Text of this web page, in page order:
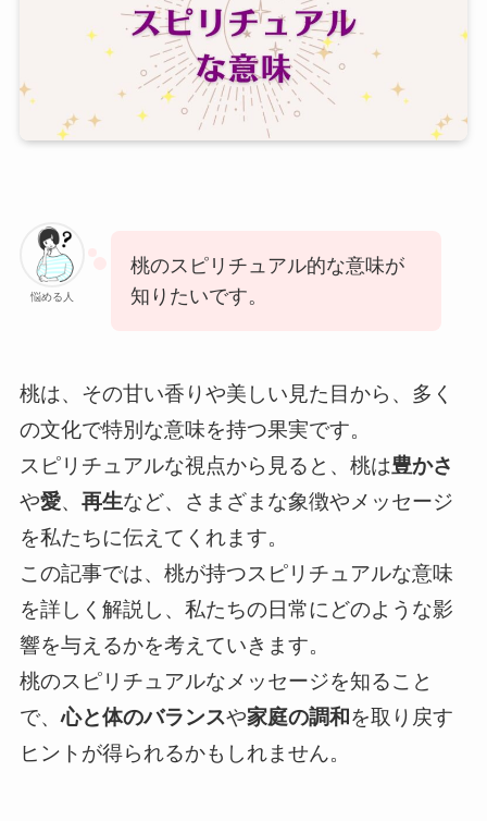
悩める人
桃のスピリチュアル的な意味が
知りたいです。
桃は、その甘い香りや美しい見た目から、多く
の文化で特別な意味を持つ果実です。
スピリチュアルな視点から見ると、桃は豊かさ
や愛、 再生など、さまざまな象徴やメッセージ
を私たちに伝えてくれます。
この記事では、桃が持つスピリチュアルな意味
を詳しく解説し、私たちの日常にどのような影
響を与えるかを考えていきます。
桃のスピリチュアルなメッセージを知ること
で、心と体のバランスや家庭の調和 を取り戻す
ヒントが得られるかもしれません。